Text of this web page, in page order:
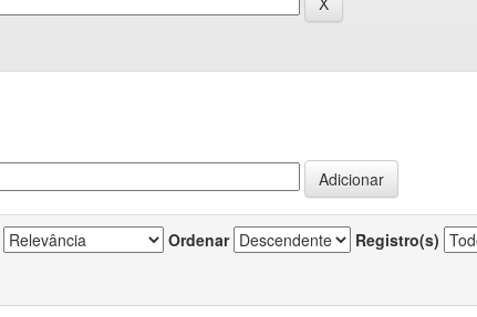
Ordenar Registro(s)